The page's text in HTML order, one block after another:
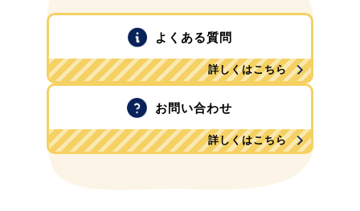
よくある質問
詳しくはこちら
お問い合わせ
詳しくはこちら